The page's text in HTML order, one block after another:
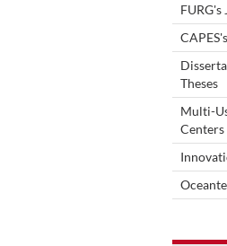
FURG's
Theses
Multi-
Centers